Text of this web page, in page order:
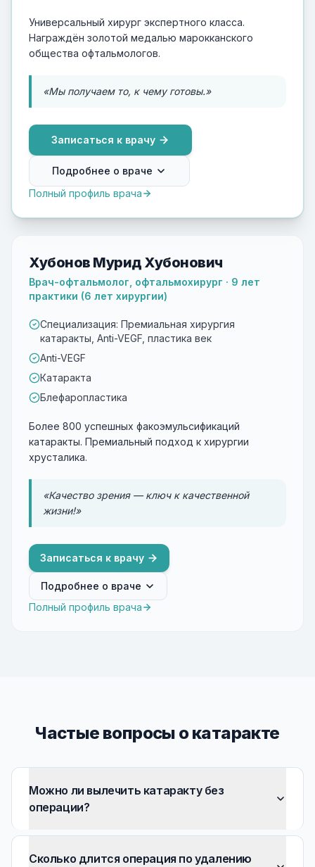
Универсальный хирург экспертного класса.
Награждён золотой медалью марокканского
общества офтальмологов.
«Мы получаем то, к чему готовы.»
Записаться к врачу
Подробнее о враче
Полный профиль врача
Хубонов Мурид Хубонович
Врач-офтальмолог, офтальмохирург · 9 лет
практики (6 лет хирургии)
Специализация: Премиальная хирургия
катаракты, Anti-VEGF, пластика век
Anti-VEGF
Катаракта
Блефаропластика
Более 800 успешных факоэмульсификаций
катаракты. Премиальный подход к хирургии
хрусталика.
«Качество зрения — ключ к качественной
жизни!»
Записаться к врачу
Подробнее о враче
Полный профиль врача
Частые вопросы о катаракте
Можно ли вылечить катаракту без
операции?
Сколько длится операция по удалению